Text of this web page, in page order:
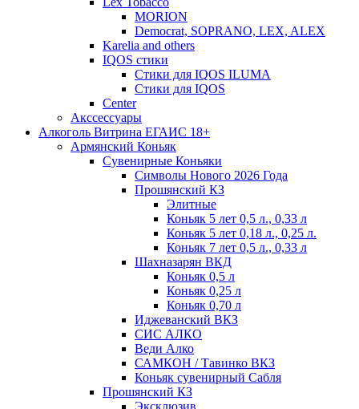
MORION
Democrat, SOPRANO, LEX, ALEX
Karelia and others
IQOS стики
Стики для IQOS ILUMA
Стики для IQOS
Сenter
Акссессуары
Алкоголь Витрина ЕГАИС 18+
Армянский Коньяк
Сувенирные Коньяки
Символы Нового 2026 Года
Прошянский КЗ
Элитные
Коньяк 5 лет 0,5 л., 0,33 л
Коньяк 5 лет 0,18 л., 0,25 л.
Коньяк 7 лет 0,5 л., 0,33 л
Шахназарян ВКД
Коньяк 0,5 л
Коньяк 0,25 л
Коньяк 0,70 л
Иджеванский ВКЗ
СИС АЛКО
Веди Алко
САМКОН / Тавинко ВКЗ
Коньяк сувенирный Сабля
Прошянский КЗ
Эксклюзив